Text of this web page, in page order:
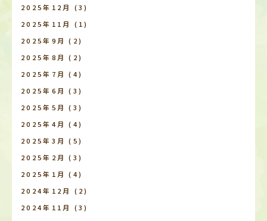
2025年12月
(3)
2025年11月
(1)
2025年9月 (2)
2025年8月 (2)
2025年7月 (4)
2025年6月 (3)
2025年5月 (3)
2025年4月 (4)
2025年3月 (5)
2025年2月 (3)
2025年1月 (4)
2024年12月
(2)
2024年11月
(3)